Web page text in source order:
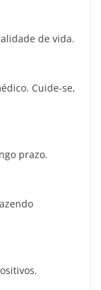
de vida.
Cuide-se,
prazo.